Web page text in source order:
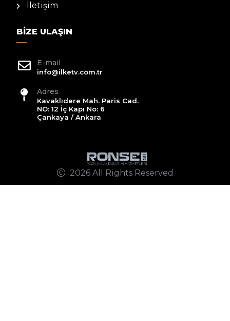
İletişim
BIZE ULAŞIN
E-mail
info@ilketv.com.tr
Adres
Kavaklıdere Mah. Paris Cad.
NO: 12 İç Kapı No: 6
Çankaya / Ankara
2026 All Rights Reserved